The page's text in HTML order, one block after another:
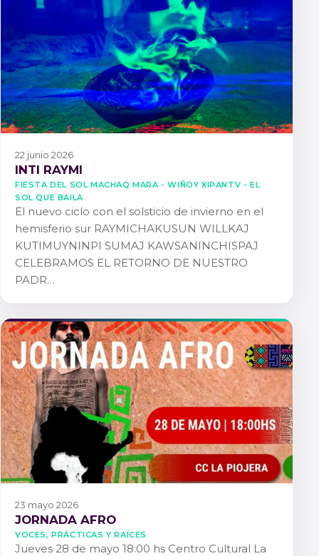
22 junio 2026
INTI RAYMI
FIESTA DEL SOL MACHAQ MARA - WIÑOY XIPANTV - EL
SOL QUE BAILA
El nuevo ciclo con el solsticio de invierno en el
hemisferio sur RAYMICHAKUSUN WILLKAJ
KUTIMUYNINPI SUMAJ KAWSANINCHISPAJ
CELEBRAMOS EL RETORNO DE NUESTRO
PADR…
23 mayo 2026
JORNADA AFRO
Voces, Prácticas y Raíces
Jueves 28 de mayo 18:00 hs Centro Cultural La